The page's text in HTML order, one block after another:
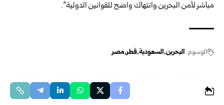
مباشر لأمن البحرين وانتهاك واضح للقوانين الدولية”.
الوسوم: البحرين السعودية قطر مصر